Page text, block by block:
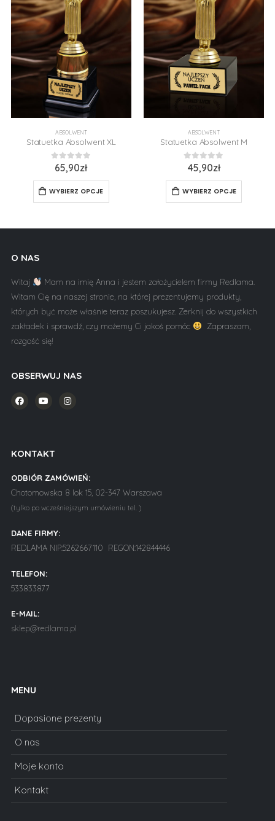
ABSOLWENT
Statuetka Absolwent XL
z 5
65,90zł
WYBIERZ OPCJE
ABSOLWENT
Statuetka Absolwent M
z 5
45,90zł
WYBIERZ OPCJE
O NAS
Witaj
Mam na imię Anna i jestem założycielem firmy Redlama.
Witam Cię na naszej stronie, na której prezentujemy produkty,
których być może właśnie teraz poszukujesz. Zerknij do wszystkich
zakładek i sprawdź, czy możemy Ci jakoś pomóc
Zapraszam,
rozgość się!
OBSERWUJ NAS
KONTAKT
ODBIÓR ZAMÓWIEŃ:
Chotomowska 8 lok 15, 02-347 Warszawa
(tylko po wcześniejszym umówieniu tel. )
DANE FIRMY:
REDLAMA NIP:5262667110 REGON:142844446
TELEFON:
533833877
E-MAIL:
sklep@redlama.pl
MENU
Dopasione prezenty
O nas
Moje konto
Kontakt